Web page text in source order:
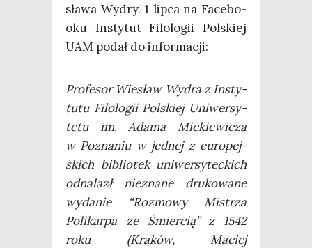
sła­wa Wydry. 1 lip­ca na Face­bo­
oku Insty­tut Filo­lo­gii Pol­skiej
UAM podał do informacji:
Pro­fe­sor Wie­sław Wydra z Insty­
tu­tu Filo­lo­gii Pol­skiej Uni­wer­sy­
te­tu im. Ada­ma Mic­kie­wi­cza
w Pozna­niu w jed­nej z euro­pej­
skich biblio­tek uni­wer­sy­tec­kich
odna­lazł nie­zna­ne dru­ko­wa­ne
wyda­nie “Roz­mo­wy Mistrza
Poli­kar­pa ze Śmier­cią” z 1542
roku (Kra­ków, Maciej